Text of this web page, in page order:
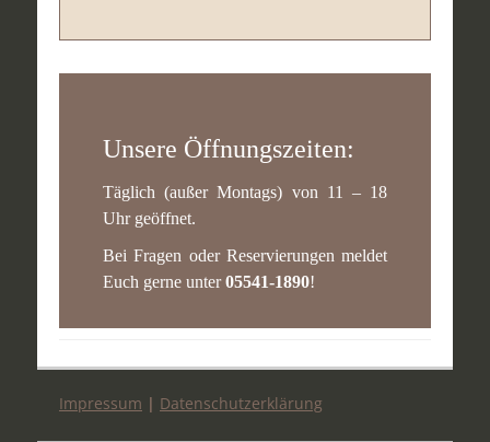
Unsere Öffnungszeiten:
Täglich (außer Montags) von 11 – 18
Uhr geöffnet.
Bei Fragen oder Reservierungen meldet
Euch gerne unter05541-1890!
Impressum | Datenschutzerklärung